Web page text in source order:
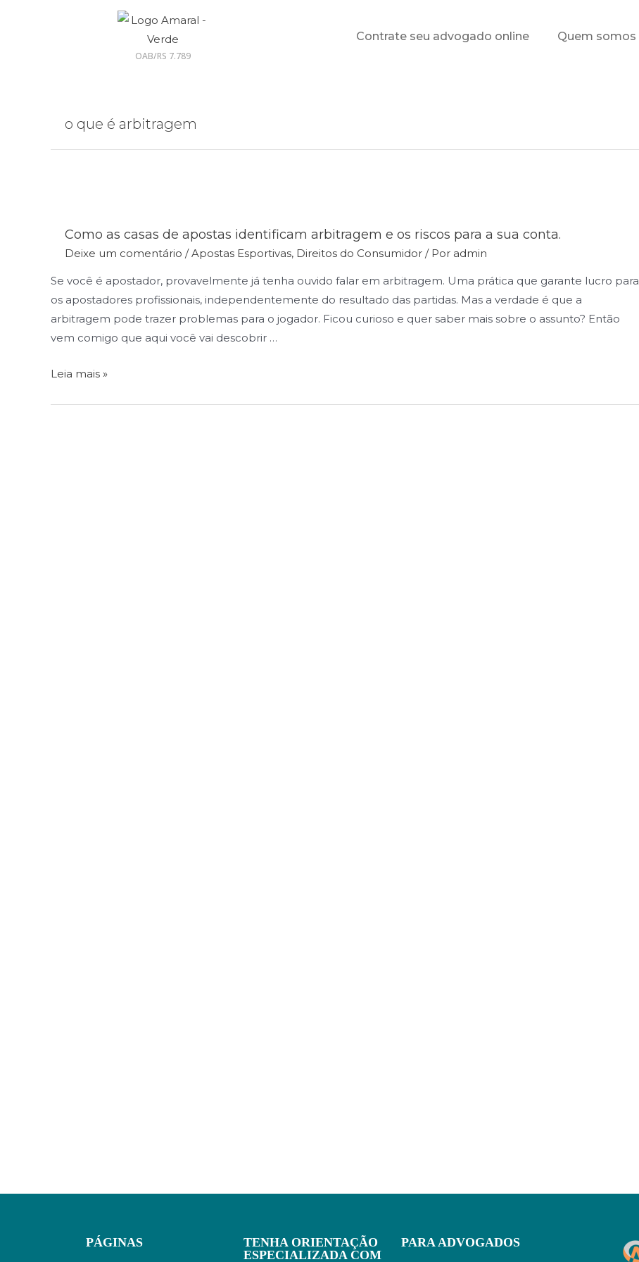
OAB/RS 7.789
Contrate seu advogado online Quem somos
o que é arbitragem
Como as casas de apostas identificam arbitragem e os riscos para a sua conta.
Deixe um comentário /Apostas Esportivas, Direitos do Consumidor / Por admin
Se você é apostador, provavelmente já tenha ouvido falar em arbitragem. Uma prática que garante lucro para
os apostadores profissionais, independentemente do resultado das partidas. Mas a verdade é que a
arbitragem pode trazer problemas para o jogador. Ficou curioso e quer saber mais sobre o assunto? Então
vem comigo que aqui você vai descobrir …
Leia mais »
PÁGINAS
TENHA ORIENTAÇÃO
ESPECIALIZADA COM
PARA ADVOGADOS